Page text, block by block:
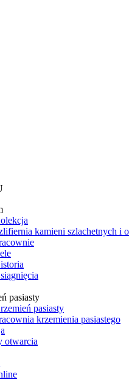
kamieni szlachetnych i
pasiasty
pasiasty
krzemienia pasiastego
otwarcia